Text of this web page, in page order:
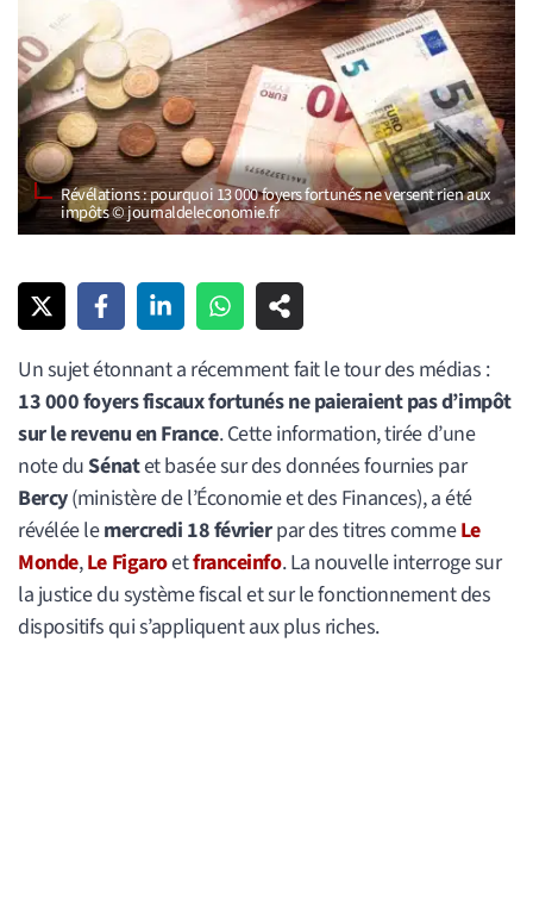
Révélations : pourquoi 13 000 foyers fortunés ne versent rien aux
impôts © journaldeleconomie.fr
Un sujet étonnant a récemment fait le tour des médias :
13 000 foyers fiscaux fortunés ne paieraient pas d’impôt
sur le revenu en France. Cette information, tirée d’une
note duSénatet basée sur des données fournies par
Bercy(ministère de l’Économie et des Finances), a été
révélée lemercredi 18 févrierpar des titres commeLe
Monde,Le Figaroetfranceinfo. La nouvelle interroge sur
la justice du système fiscal et sur le fonctionnement des
dispositifs qui s’appliquent aux plus riches.